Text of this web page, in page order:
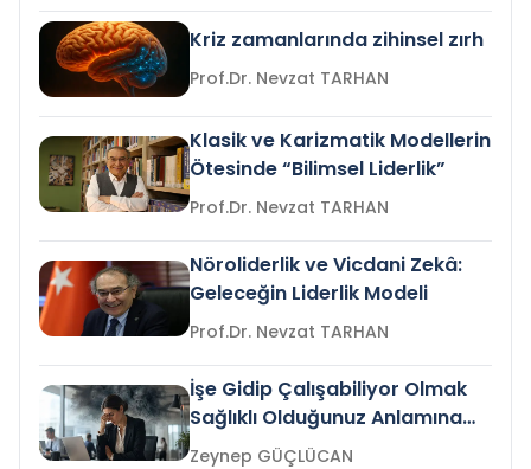
Kriz zamanlarında zihinsel zırh
Prof.Dr. Nevzat TARHAN
Klasik ve Karizmatik Modellerin
Ötesinde “Bilimsel Liderlik”
Prof.Dr. Nevzat TARHAN
Nöroliderlik ve Vicdani Zekâ:
Geleceğin Liderlik Modeli
Prof.Dr. Nevzat TARHAN
İşe Gidip Çalışabiliyor Olmak
Sağlıklı Olduğunuz Anlamına
Gelir mi?Zeynep GÜÇLÜCAN